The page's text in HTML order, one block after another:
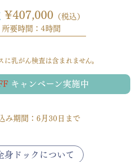
¥407,000 （税込）
所要時間：4時間
乳がん検査は含まれません。
キャンペーン実施中
み期間：6月30日まで
身ドックについて